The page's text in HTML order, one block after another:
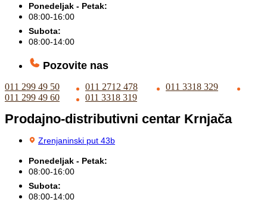
Ponedeljak - Petak:
08:00-16:00
Subota:
08:00-14:00
Pozovite nas
011 299 49 50 011 2712 478
011 3318 329
011 299 49 60
011 3318 319
Prodajno-distributivni centar Krnjača
Zrenjaninski put 43b
Ponedeljak - Petak:
08:00-16:00
Subota:
08:00-14:00